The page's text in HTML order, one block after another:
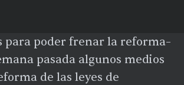
para poder frenar la reforma–
pasada algunos medios
de las leyes de